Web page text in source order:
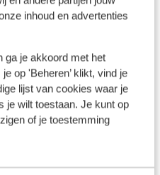
inhoud en advertenties
ga je akkoord met het
op 'Beheren’ klikt, vind je
lijst van cookies waar je
je wilt toestaan. Je kunt op
of je toestemming
1,5 kilometer
1,5 kilometer
winkels circa 1,5
restaurant circa 1,5
tegen betaling)